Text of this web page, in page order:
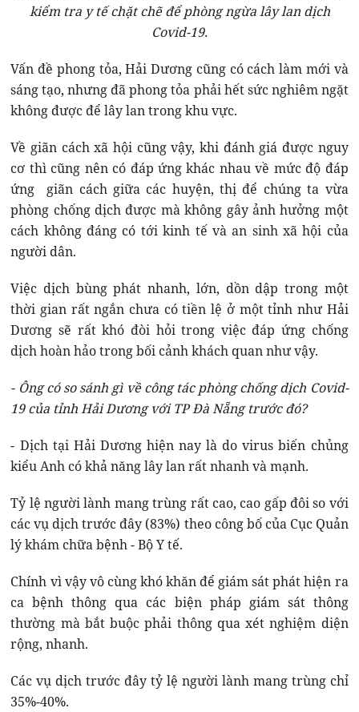
kiểm tra y tế chặt chẽ để phòng ngừa lây lan dịch
Covid-19.
Vấn đề phong tỏa, Hải Dương cũng có cách làm mới và
sáng tạo, nhưng đã phong tỏa phải hết sức nghiêm ngặt
không được để lây lan trong khu vực.
Về giãn cách xã hội cũng vậy, khi đánh giá được nguy
cơ thì cũng nên có đáp ứng khác nhau về mức độ đáp
ứng giãn cách giữa các huyện, thị để chúng ta vừa
phòng chống dịch được mà không gây ảnh hưởng một
cách không đáng có tới kinh tế và an sinh xã hội của
người dân.
Việc dịch bùng phát nhanh, lớn, dồn dập trong một
thời gian rất ngắn chưa có tiền lệ ở một tỉnh như Hải
Dương sẽ rất khó đòi hỏi trong việc đáp ứng chống
dịch hoàn hảo trong bối cảnh khách quan như vậy.
- Ông có so sánh gì về công tác phòng chống dịch Covid-
19 của tỉnh Hải Dương với TP Đà Nẵng trước đó?
- Dịch tại Hải Dương hiện nay là do virus biến chủng
kiểu Anh có khả năng lây lan rất nhanh và mạnh.
Tỷ lệ người lành mang trùng rất cao, cao gấp đôi so với
các vụ dịch trước đây (83%) theo công bố của Cục Quản
lý khám chữa bệnh - Bộ Y tế.
Chính vì vậy vô cùng khó khăn để giám sát phát hiện ra
ca bệnh thông qua các biện pháp giám sát thông
thường mà bắt buộc phải thông qua xét nghiệm diện
rộng, nhanh.
Các vụ dịch trước đây tỷ lệ người lành mang trùng chỉ
35%-40%.